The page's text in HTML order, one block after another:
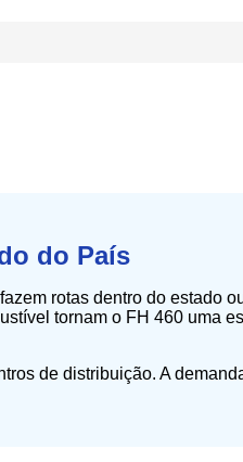
do País
rotas dentro do estado
tornam o FH 460 uma
de distribuição. A